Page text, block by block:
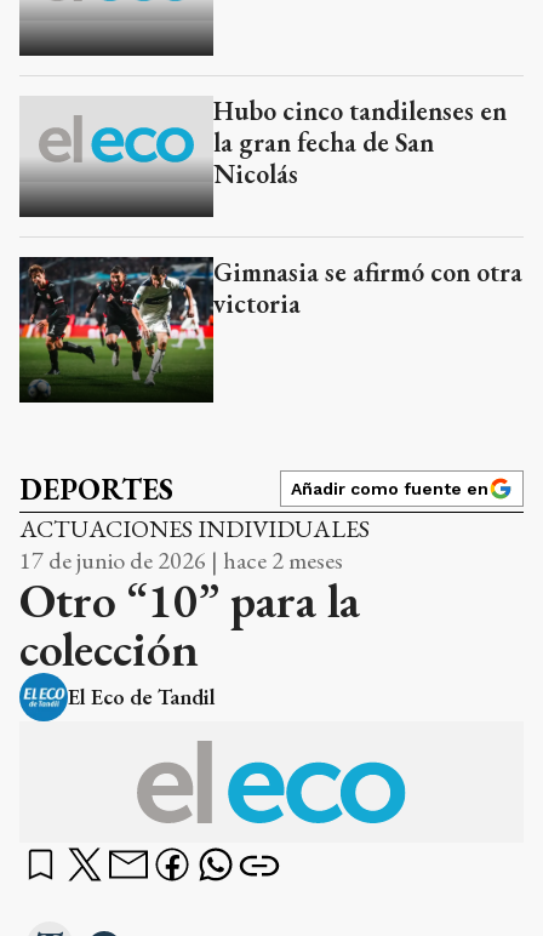
Hubo cinco tandilenses en
la gran fecha de San
Nicolás
Gimnasia se afirmó con otra
victoria
DEPORTES Añadir como fuente en
ACTUACIONES INDIVIDUALES
17 de junio de 2026 | hace 2 meses
Otro “10” para la
colección
El Eco de Tandil